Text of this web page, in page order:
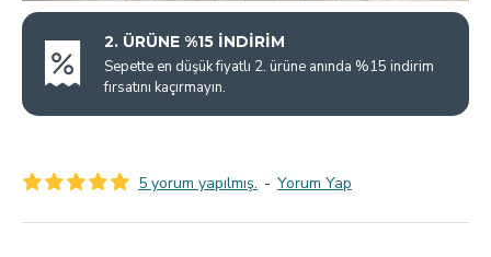
2. ÜRÜNE %15 İNDİRİM
Sepette en düşük fiyatlı 2. ürüne anında %15 indirim
fırsatını kaçırmayın.
5 yorum yapılmış. - Yorum Yap